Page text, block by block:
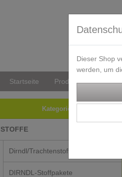
Startseite Produkte
Kategorien
STOFFE
Dirndl/Trachtenstoffe
DIRNDL-Stoffpakete
Dieser Shop
werden, um